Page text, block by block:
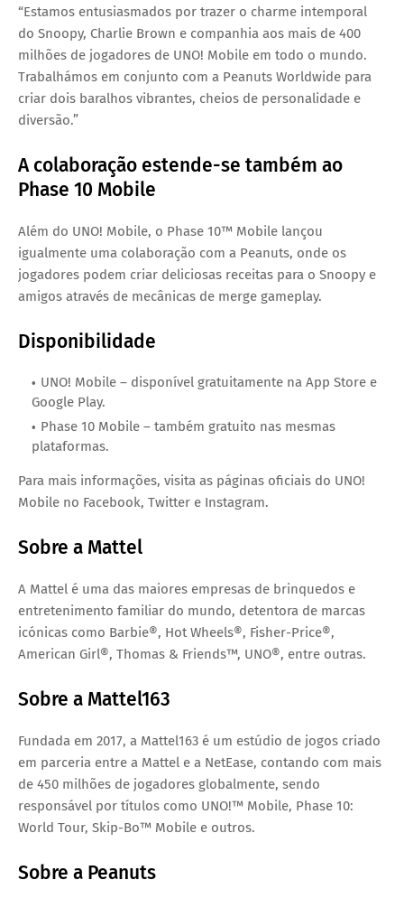
“Estamos entusiasmados por trazer o charme intemporal
do Snoopy, Charlie Brown e companhia aos mais de 400
milhões de jogadores de UNO! Mobile em todo o mundo.
Trabalhámos em conjunto com a Peanuts Worldwide para
criar dois baralhos vibrantes, cheios de personalidade e
diversão.”
A colaboração estende-se também ao
Phase 10 Mobile
Além do UNO! Mobile, o Phase 10™ Mobile lançou
igualmente uma colaboração com a Peanuts, onde os
jogadores podem criar deliciosas receitas para o Snoopy e
amigos através de mecânicas de merge gameplay.
Disponibilidade
UNO! Mobile – disponível gratuitamente na App Store e
Google Play.
Phase 10 Mobile – também gratuito nas mesmas
plataformas.
Para mais informações, visita as páginas oficiais do UNO!
Mobile no Facebook, Twitter e Instagram.
Sobre a Mattel
A Mattel é uma das maiores empresas de brinquedos e
entretenimento familiar do mundo, detentora de marcas
icónicas como Barbie®, Hot Wheels®, Fisher-Price®,
American Girl®, Thomas & Friends™, UNO®, entre outras.
Sobre a Mattel163
Fundada em 2017, a Mattel163 é um estúdio de jogos criado
em parceria entre a Mattel e a NetEase, contando com mais
de 450 milhões de jogadores globalmente, sendo
responsável por títulos como UNO!™ Mobile, Phase 10:
World Tour, Skip-Bo™ Mobile e outros.
Sobre a Peanuts